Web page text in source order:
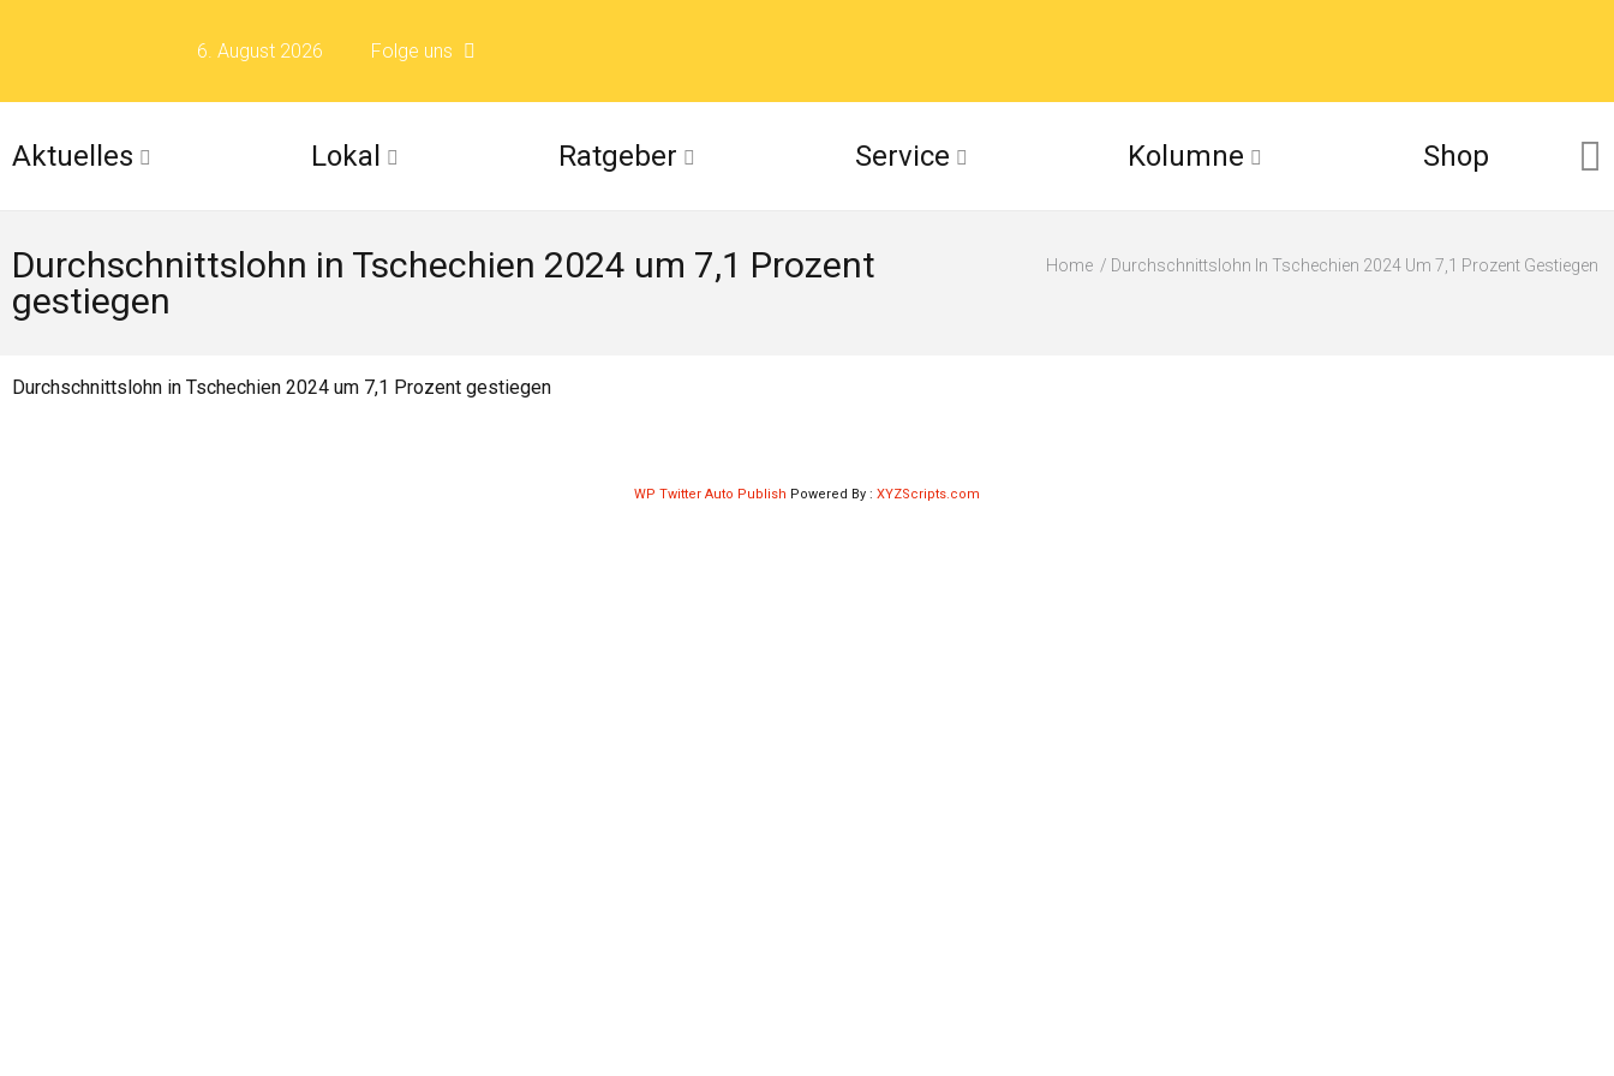
6. August 2026 Folge uns
Folge uns auf Flickr
Aktuelles Lokal Ratgeber Service Kolumne Shop
Durchschnittslohn in Tschechien 2024 um 7,1 Prozent
gestiegen
Home Durchschnittslohn In Tschechien 2024 Um 7,1 Prozent Gestiegen
Durchschnittslohn in Tschechien 2024 um 7,1 Prozent gestiegen
WP Twitter Auto Publish Powered By : XYZScripts.com